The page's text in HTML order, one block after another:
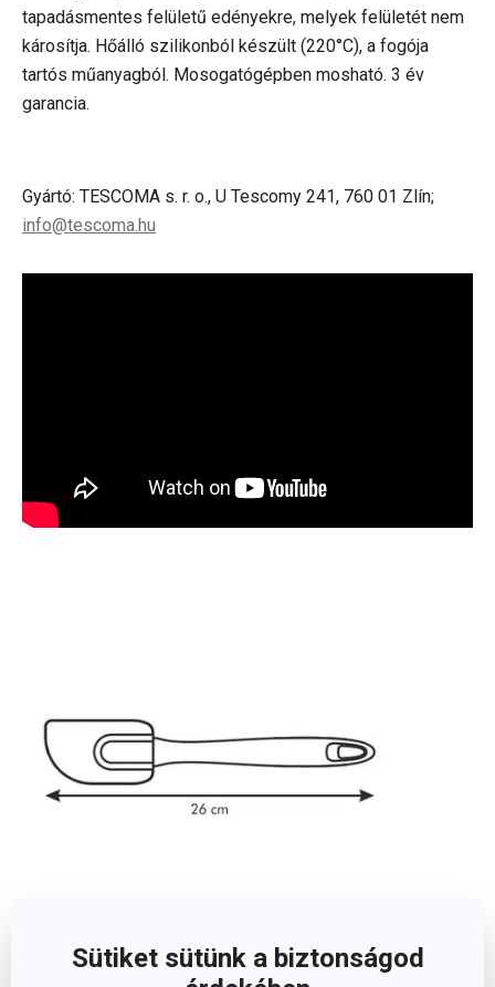
Sütiket sütünk a biztonságod
tapadásmentes felületű edényekre, melyek felületét nem
károsítja. Hőálló szilikonból készült (220°C), a fogója
tartós műanyagból. Mosogatógépben mosható. 3 év
garancia.
Gyártó: TESCOMA s. r. o., U Tescomy 241, 760 01 Zlín;
info@tescoma.hu
Méretek